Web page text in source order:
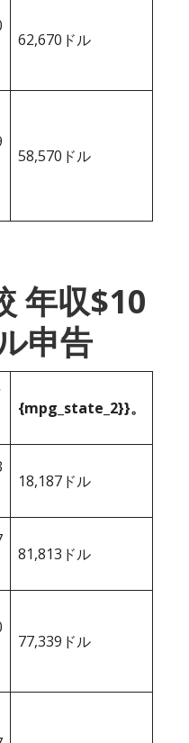
62,670ドル
58,570ドル
年収$10
申告
{mpg_state_2}}。
18,187ドル
81,813ドル
77,339ドル